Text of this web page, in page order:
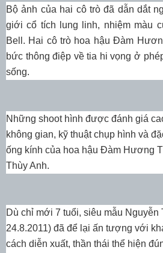
Bộ ảnh của hai cô trò đã dẫn dắt
giới cổ tích lung linh, nhiệm màu
Bell. Hai cô trò hoa hậu Đàm
bức thông điệp về tia hi vọng ở
sống.
Những shoot hình được đánh giá
không gian, kỹ thuật chụp hình và
ống kính của hoa hậu Đàm Hương
Thùy Anh.
Dù chỉ mới 7 tuổi, siêu mẫu Nguyễn
24.8.2011) đã để lại ấn tượng với
cách diễn xuất, thần thái thể hiện